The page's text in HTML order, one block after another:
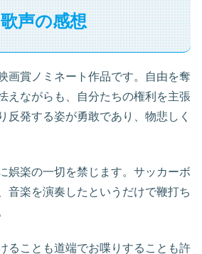
声の感想
画賞ノミネート作品です。自由を奪
えながらも、自分たちの権利を主張
反発する姿が勇敢であり、物悲しく
娯楽の一切を禁じます。サッカーボ
音楽を演奏したというだけで鞭打ち
ることも道端でお喋りすることも許